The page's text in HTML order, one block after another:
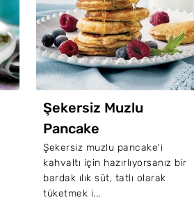
Şekersiz Muzlu
Pancake
Şekersiz muzlu pancake'i
kahvaltı için hazırlıyorsanız bir
bardak ılık süt, tatlı olarak
tüketmek i...